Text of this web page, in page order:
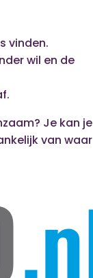
vinden.
wil en de
Je kan je
van waar